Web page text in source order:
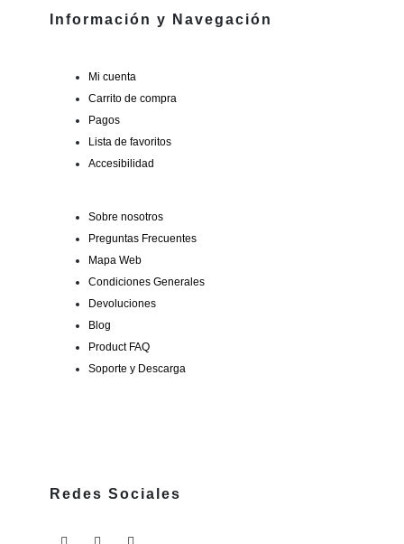
Información y Navegación
Mi cuenta
Carrito de compra
Pagos
Lista de favoritos
Accesibilidad
Sobre nosotros
Preguntas Frecuentes
Mapa Web
Condiciones Generales
Devoluciones
Blog
Product FAQ
Soporte y Descarga
Redes Sociales